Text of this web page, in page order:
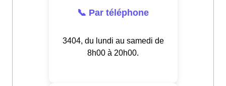
📞 Par téléphone
3404, du lundi au samedi de
8h00 à 20h00.